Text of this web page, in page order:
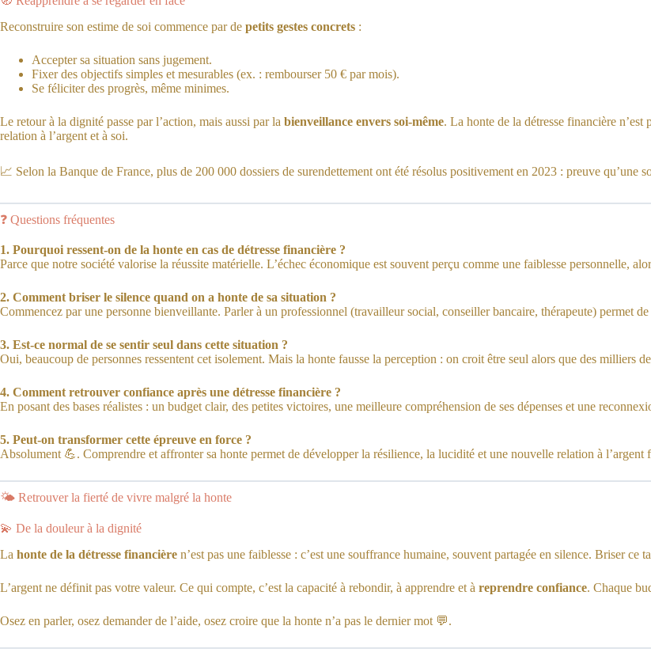
Reconstruire son estime de soi commence par de petits gestes concrets :
Accepter sa situation sans jugement.
Fixer des objectifs simples et mesurables (ex. : rembourser 50 € par mois).
Se féliciter des progrès, même minimes.
Le retour à la dignité passe par l’action, mais aussi par la bienveillance envers soi-même. La honte de la détresse financière
relation à l’argent et à soi.
📈 Selon la Banque de France, plus de 200 000 dossiers de surendettement ont été résolus positivement en 2023 : preuve qu’une
❓ Questions fréquentes
1. Pourquoi ressent-on de la honte en cas de détresse financière ?
Parce que notre société valorise la réussite matérielle. L’échec économique est souvent perçu comme une faiblesse personnelle,
2. Comment briser le silence quand on a honte de sa situation ?
Commencez par une personne bienveillante. Parler à un professionnel (travailleur social, conseiller bancaire, thérapeute) permet
3. Est-ce normal de se sentir seul dans cette situation ?
Oui, beaucoup de personnes ressentent cet isolement. Mais la honte fausse la perception : on croit être seul alors que des milliers
4. Comment retrouver confiance après une détresse financière ?
En posant des bases réalistes : un budget clair, des petites victoires, une meilleure compréhension de ses dépenses et une
5. Peut-on transformer cette épreuve en force ?
Absolument 💪. Comprendre et affronter sa honte permet de développer la résilience, la lucidité et une nouvelle relation à l’argent
🌤️ Retrouver la fierté de vivre malgré la honte
💫 De la douleur à la dignité
La honte de la détresse financière n’est pas une faiblesse : c’est une souffrance humaine, souvent partagée en silence. Briser ce
L’argent ne définit pas votre valeur. Ce qui compte, c’est la capacité à rebondir, à apprendre et à reprendre confiance. Chaque
Osez en parler, osez demander de l’aide, osez croire que la honte n’a pas le dernier mot 💬.